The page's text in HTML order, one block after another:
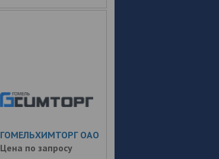
ГОМЕЛЬХИМТОРГ ОАО
Цена по запросу